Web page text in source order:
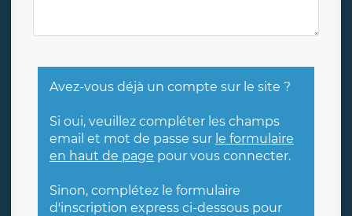
Avez-vous déjà un compte sur le site ?
Si oui, veuillez compléter les champs
email et mot de passe sur le formulaire
en haut de page pour vous connecter.
Sinon, complétez le formulaire
d'inscription express ci-dessous pour